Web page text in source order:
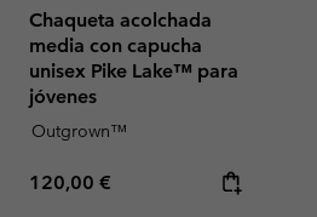
Chaqueta acolchada
media con capucha
unisex Pike Lake™ para
jóvenes
Outgrown™
Regular price:
120,00 €